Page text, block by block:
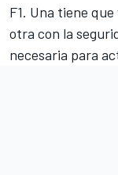
F1. Una tiene
otra con la
necesaria para